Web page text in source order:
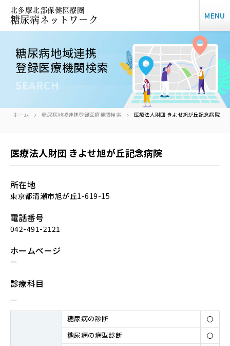
北多摩北部保健医療圏
糖尿病ネットワーク MENU
糖尿病地域連携
登録医療機関検索
SEARCH
ホーム 糖尿病地域連携登録医療機関検索 医療法人財団 きよせ旭が丘記念病院
医療法人財団 きよせ旭が丘記念病院
所在地
東京都清瀬市旭が丘1-619-15
電話番号
042-491-2121
ホームページ
ー
診療科目
ー
糖尿病の診断
糖尿病の病型診断